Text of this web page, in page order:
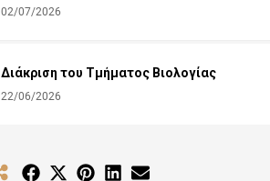
02/07/2026
Διάκριση του Τμήματος Βιολογίας
22/06/2026
Share Share Share Share